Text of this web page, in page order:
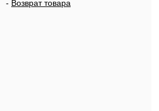
- Возврат товара